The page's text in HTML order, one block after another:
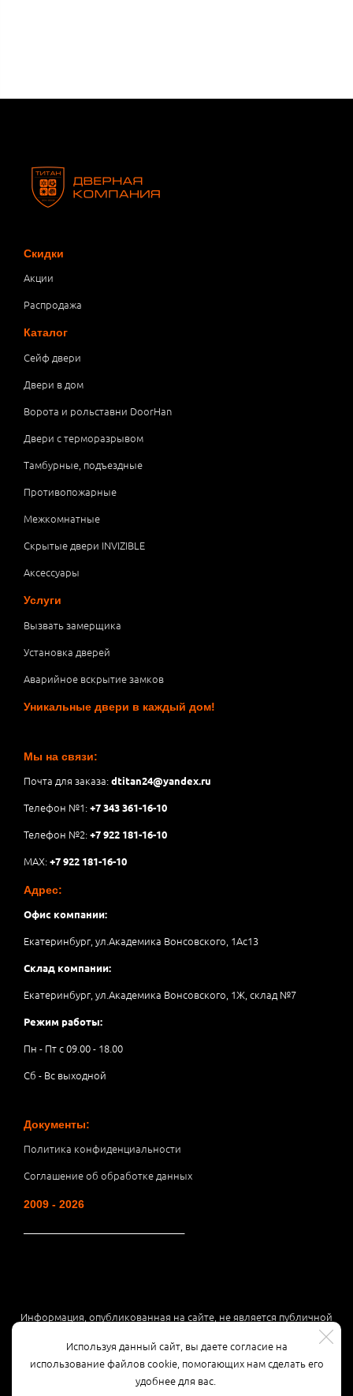
Используя данный сайт, вы даете согласие на
использование файлов cookie, помогающих нам сделать его
удобнее для вас.
Скидки
Акции
Распродажа
Каталог
Сейф двери
Двери в дом
Ворота и рольставни DoorHan
Двери с терморазрывом
Тамбурные, подъездные
Противопожарные
Межкомнатные
Скрытые двери INVIZIBLE
Аксессуары
Услуги
Вызвать замерщика
Установка дверей
Аварийное вскрытие замков
Уникальные двери в каждый дом!
Мы на связи:
Почта для заказа:dtitan24@yandex.ru
Телефон №1:+7 343 361-16-10
Телефон №2:+7 922 181-16-10
MAX:+7 922 181-16-10
Адрес:
Офис компании:
Екатеринбург, ул.Академика Вонсовского, 1Аc13
Склад компании:
Екатеринбург, ул.Академика Вонсовского, 1Ж, склад №7
Режим работы:
Пн - Пт с 09.00 - 18.00
Сб - Вс выходной
Документы:
Политика конфиденциальности
Соглашение об обработке данных
2009 - 2026
Информация, опубликованная на сайте, не является публичной
офертой или рекламой, а носит информационный характер и
может быть изменена по усмотрению компании.